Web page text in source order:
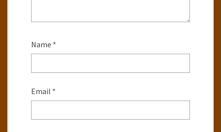
Name *
Email *